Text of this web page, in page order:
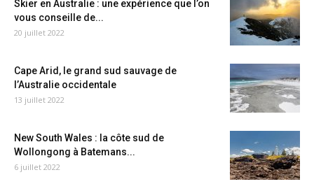
Skier en Australie : une expérience que l’on
vous conseille de...
20 juillet 2022
Cape Arid, le grand sud sauvage de
l’Australie occidentale
13 juillet 2022
New South Wales : la côte sud de
Wollongong à Batemans...
6 juillet 2022